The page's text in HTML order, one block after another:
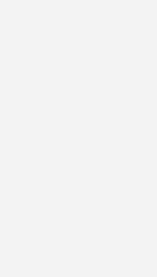
IN
Heimsieg
mit dem
dann die U23 des
die starke Form
an der Sonne zu